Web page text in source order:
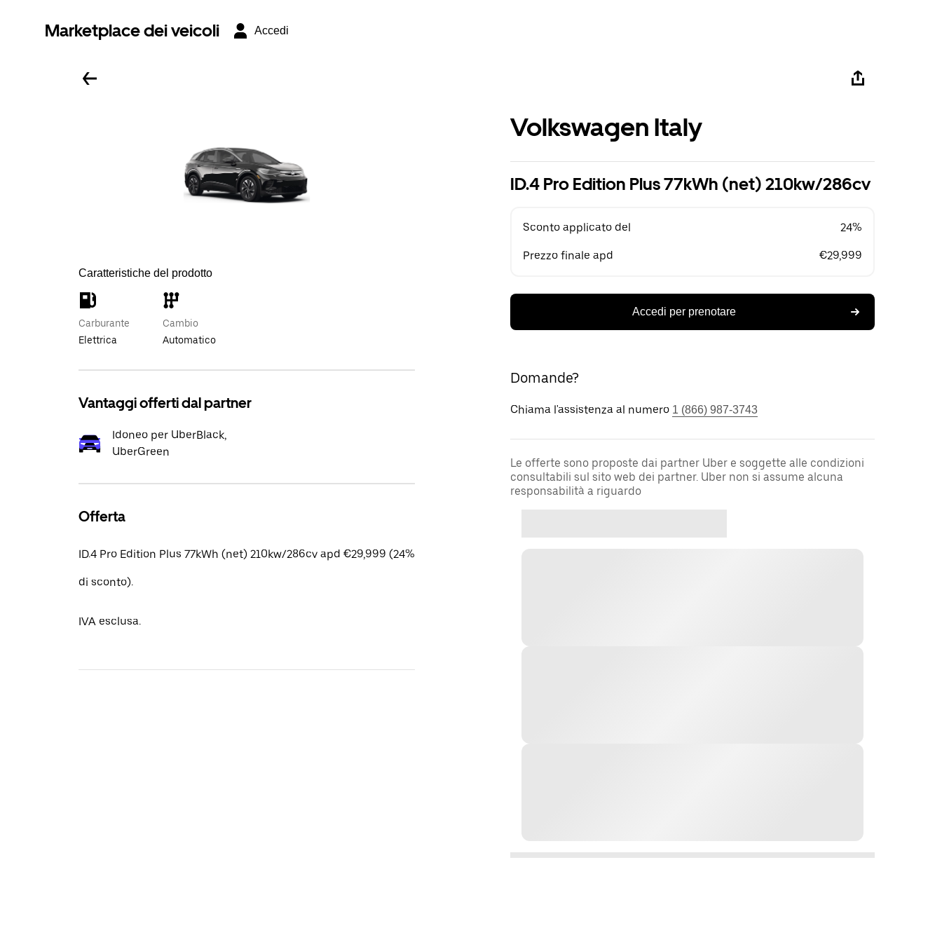
Marketplace dei veicoli Accedi
Caratteristiche del prodotto
Carburante
Elettrica
Cambio
Automatico
Vantaggi offerti dal partner
Idoneo per UberBlack,
UberGreen
Offerta
ID.4 Pro Edition Plus 77kWh (net) 210kw/286cv apd €29,999 (24%
di sconto).
IVA esclusa.
Volkswagen Italy
ID.4 Pro Edition Plus 77kWh (net) 210kw/286cv
Sconto applicato del 24%
Prezzo finale apd €29,999
Accedi per prenotare
Domande?
Chiama l'assistenza al numero 1 (866) 987-3743
Le offerte sono proposte dai partner Uber e soggette alle condizioni
consultabili sul sito web dei partner. Uber non si assume alcuna
responsabilità a riguardo